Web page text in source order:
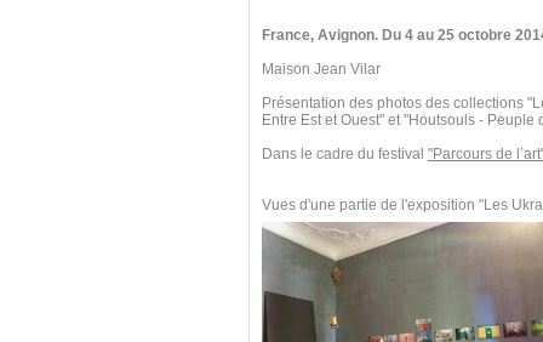
France, Avignon. Du 4 au 25 octobre
Maison Jean Vilar
Présentation des photos des collections
Entre Est et Ouest" et "Houtsouls - Peuple
Dans le cadre du festival "Parcours de
Vues d'une partie de l'exposition "Les